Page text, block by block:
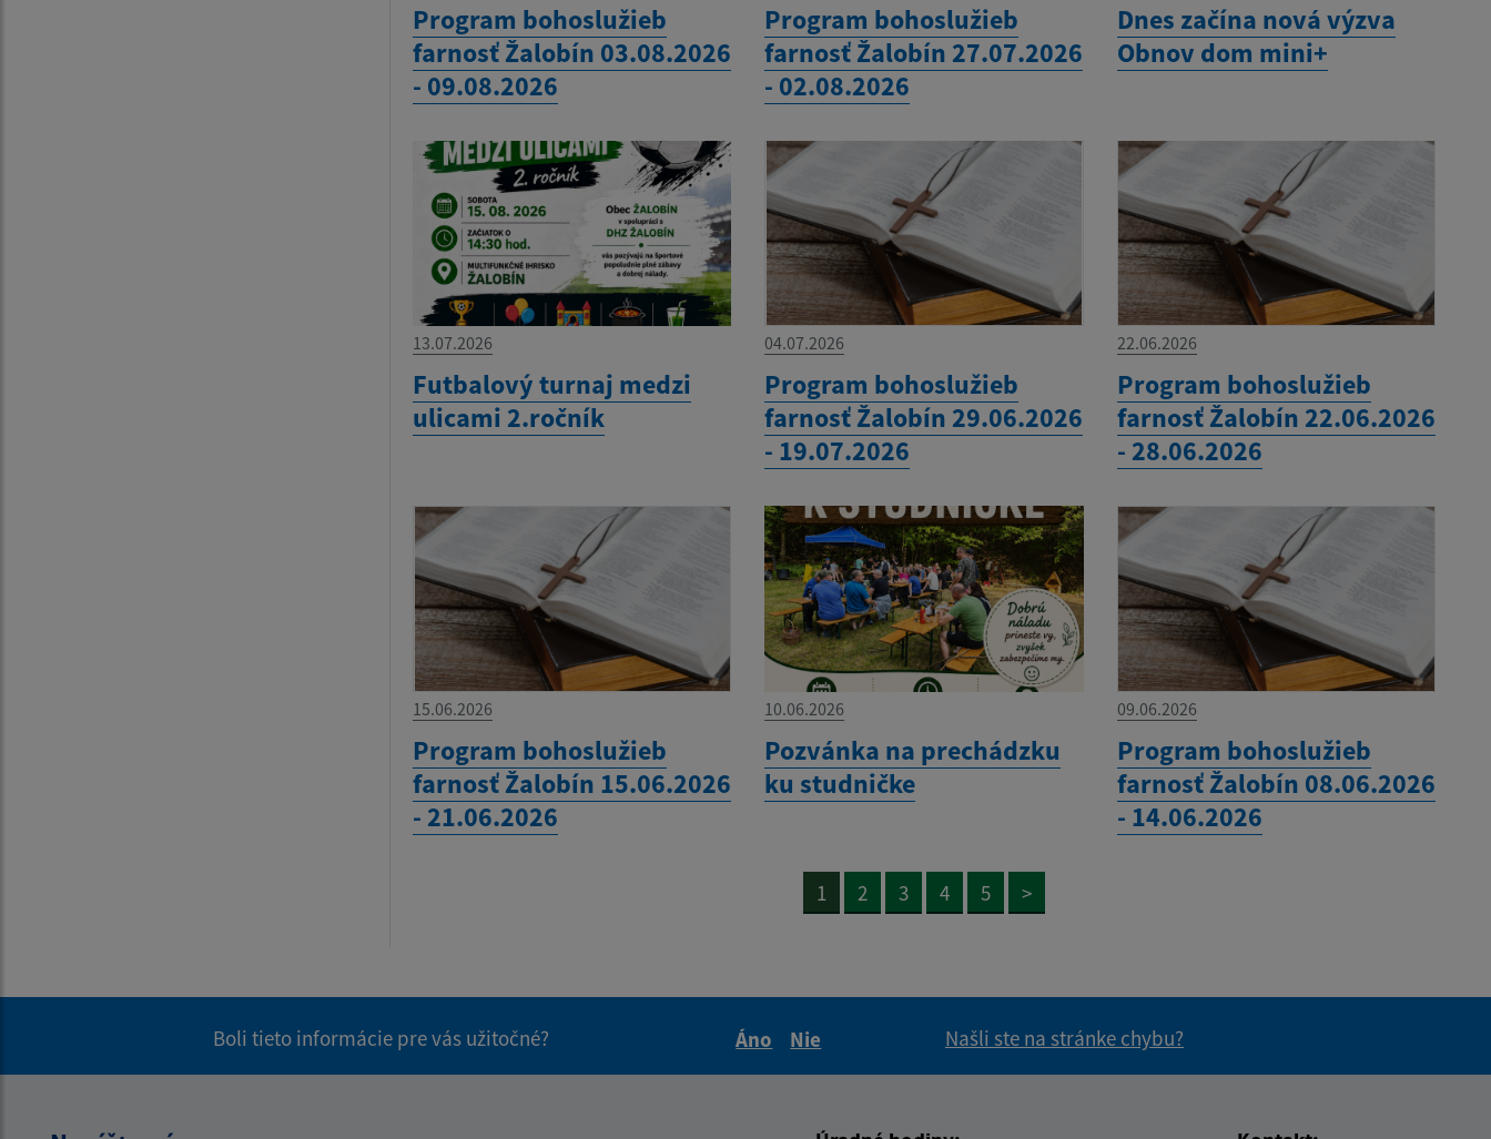
Program bohoslužieb
farnosť Žalobín 03.08.2026
- 09.08.2026
Program bohoslužieb
farnosť Žalobín 27.07.2026
- 02.08.2026
Dnes začína nová výzva
Obnov dom mini+
13.07.2026
Futbalový turnaj medzi
ulicami 2.ročník
04.07.2026
Program bohoslužieb
farnosť Žalobín 29.06.2026
- 19.07.2026
22.06.2026
Program bohoslužieb
farnosť Žalobín 22.06.2026
- 28.06.2026
15.06.2026
Program bohoslužieb
farnosť Žalobín 15.06.2026
- 21.06.2026
10.06.2026
Pozvánka na prechádzku
ku studničke
09.06.2026
Program bohoslužieb
farnosť Žalobín 08.06.2026
- 14.06.2026
1 2 3 4 5 >
Boli tieto informácie pre vás užitočné?
Áno
Nie
Našli ste na stránke chybu?